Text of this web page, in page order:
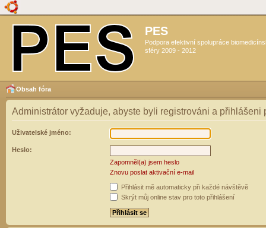
PES
Podpora efektivní spolupráce
sféry 2009 - 2012
Obsah fóra
Administrátor vyžaduje, abyste byli registrováni a přihlášeni
Uživatelské jméno:
Heslo:
Zapomněl(a) jsem heslo
Znovu poslat aktivační e-mail
Přihlásit mě automaticky při každé návštěvě
Skrýt můj online stav pro toto přihlášení